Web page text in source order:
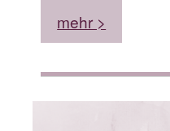
mehr >